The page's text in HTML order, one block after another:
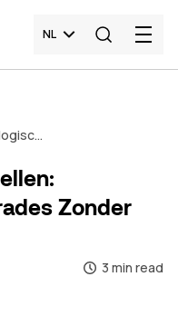
NL
STX Motorhome Modellen: Technologische Upgrades Zonder Wachten
Zonder
3 min read